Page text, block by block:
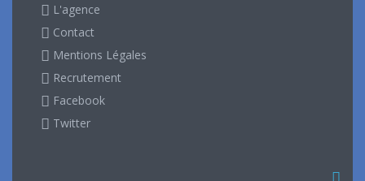
L'agence
Contact
Mentions Légales
Recrutement
Facebook
Twitter